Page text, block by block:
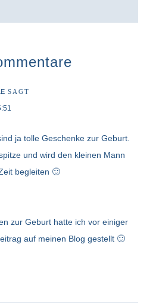
SAGT
ja tolle Geschenke zur Geburt.
und wird den kleinen Mann
begleiten 🙂
zur Geburt hatte ich vor einiger
auf meinen Blog gestellt 🙂